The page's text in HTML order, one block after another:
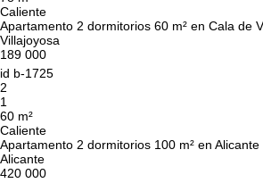
Caliente
Apartamento 2 dormitorios 60 m² en Cala de
Villajoyosa
189 000
id b-1725
2
1
60 m²
Caliente
Apartamento 2 dormitorios 100 m² en Alicante
Alicante
420 000